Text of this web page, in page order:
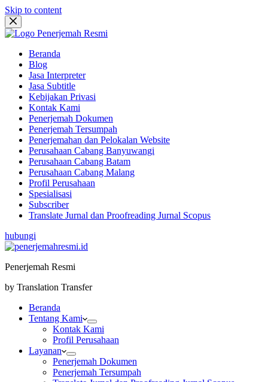
Skip to content
Beranda
Blog
Jasa Interpreter
Jasa Subtitle
Kebijakan Privasi
Kontak Kami
Penerjemah Dokumen
Penerjemah Tersumpah
Penerjemahan dan Pelokalan Website
Perusahaan Cabang Banyuwangi
Perusahaan Cabang Batam
Perusahaan Cabang Malang
Profil Perusahaan
Spesialisasi
Subscriber
Translate Jurnal dan Proofreading Jurnal Scopus
hubungi
Penerjemah Resmi
by Translation Transfer
Beranda
Tentang Kami
Kontak Kami
Profil Perusahaan
Layanan
Penerjemah Dokumen
Penerjemah Tersumpah